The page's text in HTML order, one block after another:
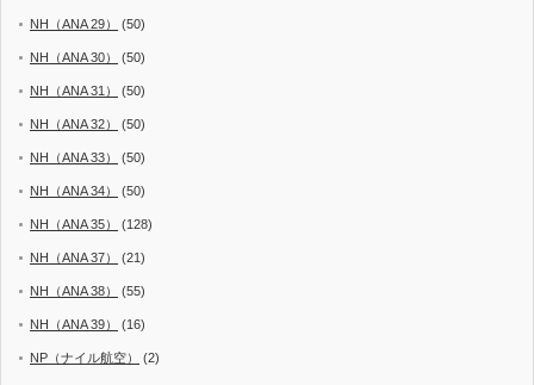
NH（ANA 29） (50)
NH（ANA 30） (50)
NH（ANA 31） (50)
NH（ANA 32） (50)
NH（ANA 33） (50)
NH（ANA 34） (50)
NH（ANA 35） (128)
NH（ANA 37） (21)
NH（ANA 38） (55)
NH（ANA 39） (16)
NP（ナイル航空） (2)